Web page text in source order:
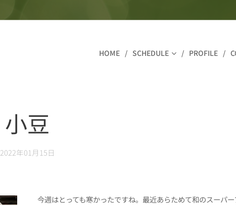
HOME SCHEDULE PROFILE
小豆
2022年01月15日
今週はとっても寒かったですね。最近あらためて和のスーパ